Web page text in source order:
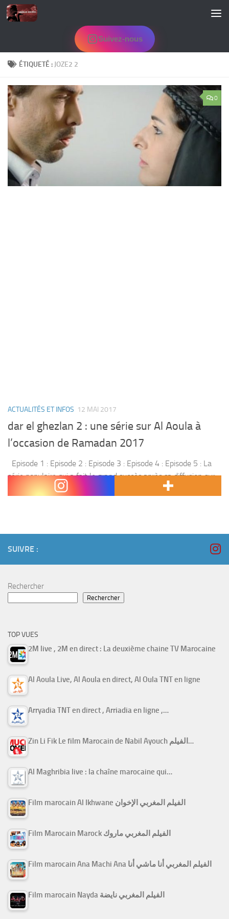
Skip to content
Suivez-nous
ÉTIQUETÉ : JOZE2 2
0
ACTUALITÉS ET INFOS 12 MAI 2017
dar el ghezlan 2 : une série sur Al Aoula à
l’occasion de Ramadan 2017
Episode 1 : Episode 2 : Episode 3 : Episode 4 : Episode 5 : La
série populaire qui a fait le grand succès après sa diffusion sur
Al Aoula , revient pour une...
SUIVRE :
Rechercher
Rechercher
TOP VUES
2M live , 2M en direct : La deuxième chaine TV Marocaine
Al Aoula Live, Al Aoula en direct, Al Oula TNT en ligne
Arryadia TNT en direct , Arriadia en ligne ,…
Zin Li Fik Le film Marocain de Nabil Ayouch الفيلم…
Al Maghribia live : la chaîne marocaine qui…
Film marocain Al Ikhwane الفيلم المغربي الإخوان
Film Marocain Marock الفيلم المغربي ماروك
Film marocain Ana Machi Ana الفيلم المغربي أنا ماشي أنا
Film marocain Nayda الفيلم المغربي نايضة